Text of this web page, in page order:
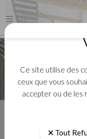
Menu
Ce site utilise des
ceux que vous
accepter ou de les
Tout